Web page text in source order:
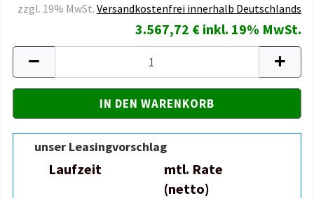
zzgl. 19% MwSt. Versandkostenfrei innerhalb Deutschlands
3.567,72 € inkl. 19% MwSt.
unser Leasingvorschlag
Laufzeit
mtl. Rate
(netto)